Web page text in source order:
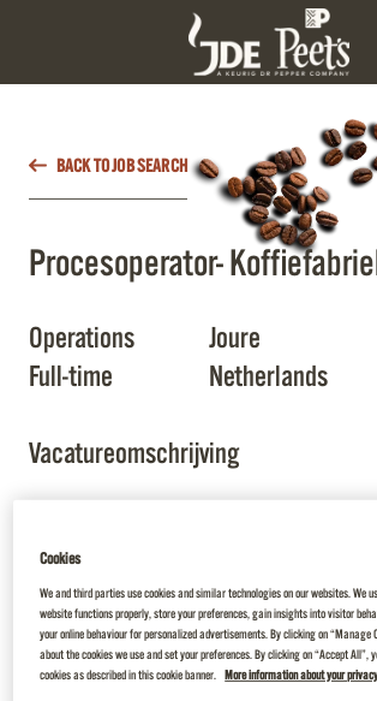
BACK TO JOB SEARCH
Procesoperator-
Operations
Joure
Full-time
Netherlands
Vacatureomschrijving
productievoortgang van onze koffiefabriek. Je
geldende veiligheids-, technische, kwaliteits-
hygiënevoorschriften/procedures en neemt
verantwoordelijkheid. Uiteraard in een
Cookies
We and third parties use cookies and similar technologies on our websites. We
website functions properly, store your preferences, gain insights into visitor
your online behaviour for personalized advertisements. By clicking on “Manage
about the cookies we use and set your preferences. By clicking on “Accept All”,
cookies as described in this cookie banner.
More information about your